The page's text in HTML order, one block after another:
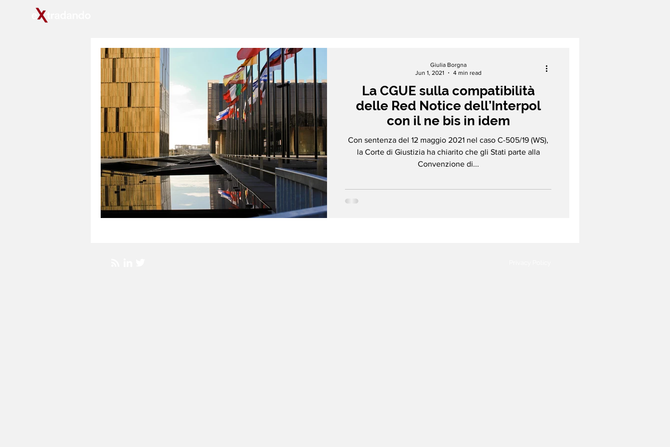
La CGUE sulla compatibilità
delle Red Notice dell’Interpol
con il ne bis in idem
Con sentenza del 12 maggio 2021 nel caso C-505/19 (WS),
la Corte di Giustizia ha chiarito che gli Stati parte alla
Convenzione di...
Giulia Borgna
Jun 1, 2021
4 min read